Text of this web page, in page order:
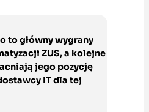
to główny wygrany
ZUS, a kolejne
jego pozycję
IT dla tej